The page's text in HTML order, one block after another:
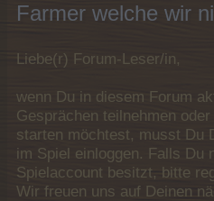
Farmer welche wir
Liebe(r) Forum-Leser/in,
wenn Du in diesem Forum
Gesprächen teilnehmen
starten möchtest, musst Du
im Spiel einloggen. Falls Du
Spielaccount besitzt, bitte
Wir freuen uns auf Deinen